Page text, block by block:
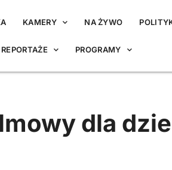
KAMERY NA ŻYWO
REPORTAŻE PROGRAMY
dla